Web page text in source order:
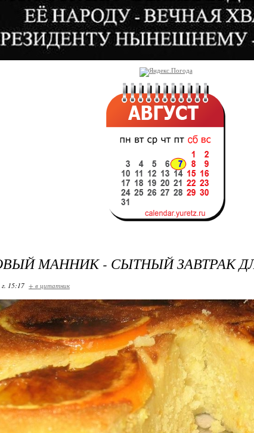
МАННИК - СЫТНЫЙ ЗАВТРАК
15:17 + в цитатник